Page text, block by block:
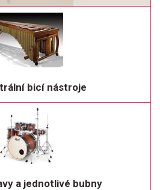
bicí nástroje
a jednotlivé bubny